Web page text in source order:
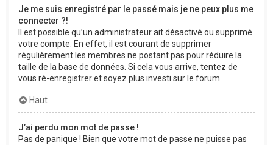
Je me suis enregistré par le passé mais je ne peux plus me
connecter ?!
Il est possible qu’un administrateur ait désactivé ou supprimé
votre compte. En effet, il est courant de supprimer
régulièrement les membres ne postant pas pour réduire la
taille de la base de données. Si cela vous arrive, tentez de
vous ré-enregistrer et soyez plus investi sur le forum.
Haut
J’ai perdu mon mot de passe !
Pas de panique ! Bien que votre mot de passe ne puisse pas